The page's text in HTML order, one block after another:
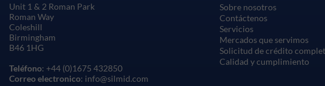
Sobre nosotros
Contáctenos
Servicios
Mercados que servimos
Solicitud de crédito
Calidad y cumplimiento
Unit 1 & 2 Roman Park
Roman Way
Coleshill
Birmingham
B46 1HG
Teléfono: +44 (0)1675 432850
Correo electronico: info@silmid.com